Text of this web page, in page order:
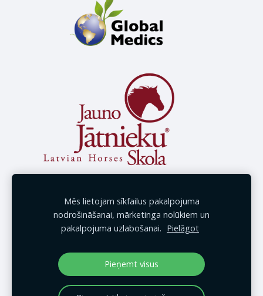
Mēs lietojam sīkfailus pakalpojuma
nodrošināšanai, mārketinga nolūkiem un
pakalpojuma uzlabošanai. Pielāgot
Pieņemt visus